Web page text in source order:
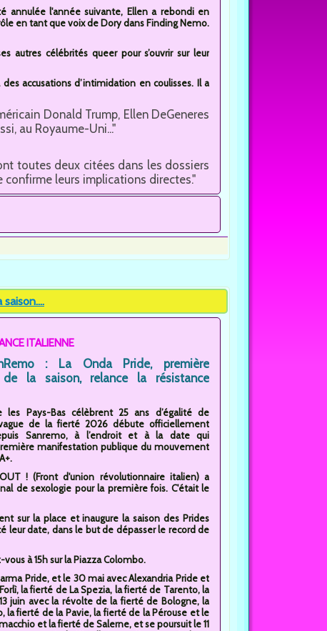
annulée l'année suivante, Ellen a rebondi en
en tant que voix de Dory dans Finding Nemo.
autres célébrités queer pour s’ouvrir sur leur
accusations d’intimidation en coulisses. Il a
Donald Trump, Ellen DeGeneres
au Royaume-Uni..."
toutes deux citées dans les dossiers
confirme leurs implications directes."
ITALIENNE
: La Onda Pride, première
de la saison, relance la résistance
Pays-Bas célèbrent 25 ans d’égalité de
de la fierté 2026 débute officiellement
Sanremo, à l’endroit et à la date qui
manifestation publique du mouvement
! (Front d'union révolutionnaire italien) a
de sexologie pour la première fois. C'était le
sur la place et inaugure la saison des Prides
leur date, dans le but de dépasser le record de
à 15h sur la Piazza Colombo.
Pride, et le 30 mai avec Alexandria Pride et
la fierté de La Spezia, la fierté de Tarento, la
juin avec la révolte de la fierté de Bologne, la
la fierté de la Pavie, la fierté de la Pérouse et le
et la fierté de Salerne, et se poursuit le 11